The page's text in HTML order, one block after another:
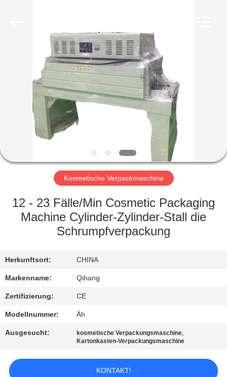
PRODUKTE
ÜBER
FABRIK-
AUSFLUG
QUALITÄTSKONTROLLE
SIE
MIT
UNS
IN
VERBINDUNG
NACHRICHTEN
Kosmetische Verpackmaschine
12 - 23 Fälle/Min Cosmetic Packaging
Machine Cylinder-Zylinder-Stall die
Schrumpfverpackung
Herkunftsort: CHINA
Markenname: Qihang
Zertifizierung: CE
Modellnummer: Äh
Ausgesucht: kosmetische Verpackungsmaschine,
Kartonkasten-Verpackungsmaschine
KONTAKT!